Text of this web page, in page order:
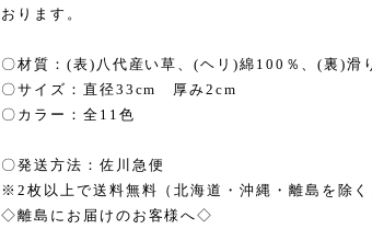
おります。
〇材質：(表)八代産い草、(ヘリ)綿100％、(裏)滑
〇サイズ：直径33cm 厚み2cm
〇カラー：全11色
〇発送方法：佐川急便
※2枚以上で送料無料（北海道・沖縄・離島を除く
◇離島にお届けのお客様へ◇